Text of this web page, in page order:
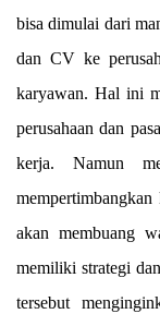
bisa dimulai dari
dan CV ke
karyawan. Hal ini
perusahaan dan
kerja. Namun
mempertimbangkan
akan membuang
memiliki strategi
tersebut